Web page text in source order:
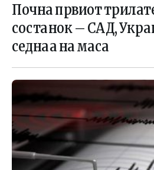
Почна првиот
состанок – САД,
седнаа на маса